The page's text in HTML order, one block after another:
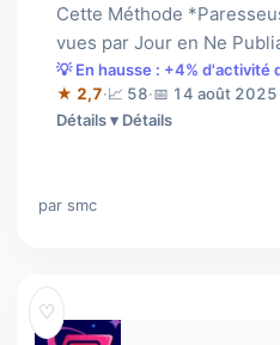
Cette Méthode
vues par Jour en Ne
Semaine, copiez mon
💡 En hausse : +4% d'activité
★ 2,7·📈 58·📅 14 août 2025
Détails
par smc
♡